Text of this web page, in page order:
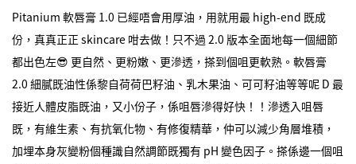
Pitanium 軟唇膏 1.0 已經唔會用厚油，用就用最 high-end 既成
份，真真正正 skincare 咁去做！只不過 2.0 版本全面地每一個細節
都出色左😎 更自然、更粉嫩、更滲透，搽到個咀更軟熟。軟唇膏
2.0 細膩既油性係黎自荷荷巴籽油、乳木果油、可可籽油等等呢 D 最
接近人體皮脂既油，又小份子，係咀唇滲得好快！！滲透入咀唇
既，有維生素、有抗氧化物、有修復精華，仲可以減少角層堆積，
加埋本身灰變粉個種識自然調節既獨有 pH 變色因子。搽係邊一個咀